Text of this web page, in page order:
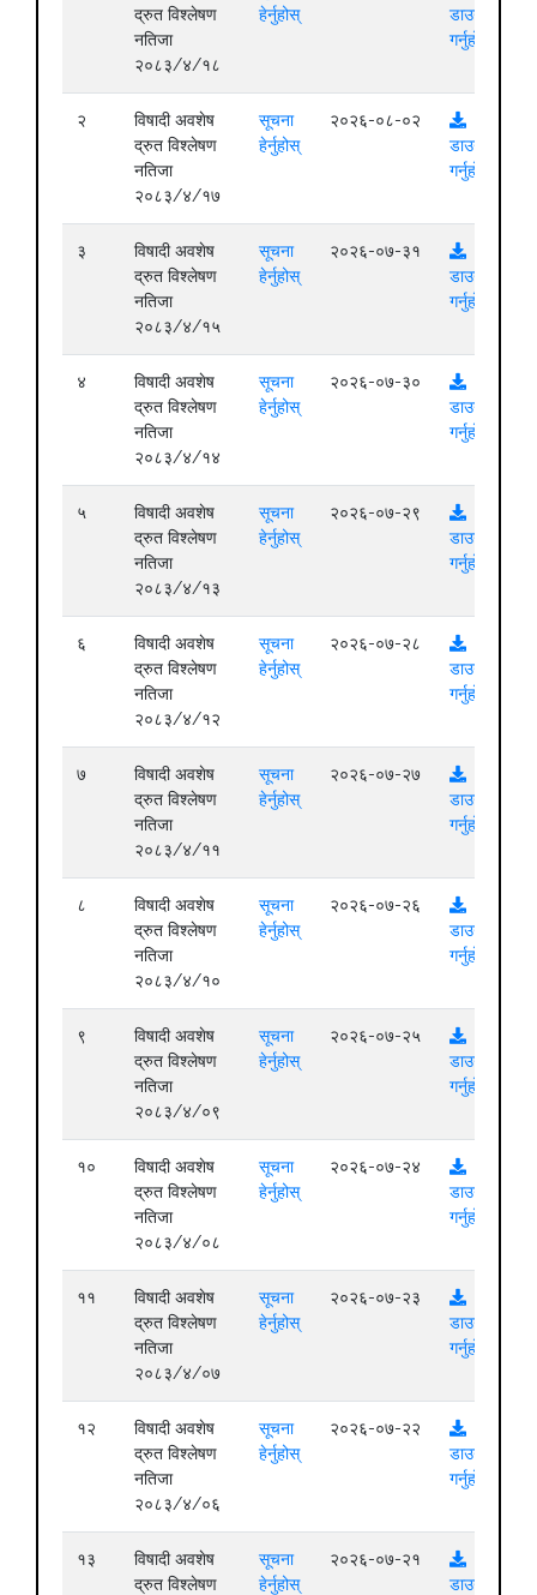
द्रुत विश्लेषण
नतिजा
२०८३/४/१८
हेर्नुहोस्
डाउनलोड
गर्नुहोस्
२
विषादी अवशेष
द्रुत विश्लेषण
नतिजा
२०८३/४/१७
सूचना
हेर्नुहोस्
२०२६-०८-०२
डाउनलोड
गर्नुहोस्
३
विषादी अवशेष
द्रुत विश्लेषण
नतिजा
२०८३/४/१५
सूचना
हेर्नुहोस्
२०२६-०७-३१
डाउनलोड
गर्नुहोस्
४
विषादी अवशेष
द्रुत विश्लेषण
नतिजा
२०८३/४/१४
सूचना
हेर्नुहोस्
२०२६-०७-३०
डाउनलोड
गर्नुहोस्
५
विषादी अवशेष
द्रुत विश्लेषण
नतिजा
२०८३/४/१३
सूचना
हेर्नुहोस्
२०२६-०७-२९
डाउनलोड
गर्नुहोस्
६
विषादी अवशेष
द्रुत विश्लेषण
नतिजा
२०८३/४/१२
सूचना
हेर्नुहोस्
२०२६-०७-२८
डाउनलोड
गर्नुहोस्
७
विषादी अवशेष
द्रुत विश्लेषण
नतिजा
२०८३/४/११
सूचना
हेर्नुहोस्
२०२६-०७-२७
डाउनलोड
गर्नुहोस्
८
विषादी अवशेष
द्रुत विश्लेषण
नतिजा
२०८३/४/१०
सूचना
हेर्नुहोस्
२०२६-०७-२६
डाउनलोड
गर्नुहोस्
९
विषादी अवशेष
द्रुत विश्लेषण
नतिजा
२०८३/४/०९
सूचना
हेर्नुहोस्
२०२६-०७-२५
डाउनलोड
गर्नुहोस्
१०
विषादी अवशेष
द्रुत विश्लेषण
नतिजा
२०८३/४/०८
सूचना
हेर्नुहोस्
२०२६-०७-२४
डाउनलोड
गर्नुहोस्
११
विषादी अवशेष
द्रुत विश्लेषण
नतिजा
२०८३/४/०७
सूचना
हेर्नुहोस्
२०२६-०७-२३
डाउनलोड
गर्नुहोस्
१२
विषादी अवशेष
द्रुत विश्लेषण
नतिजा
२०८३/४/०६
सूचना
हेर्नुहोस्
२०२६-०७-२२
डाउनलोड
गर्नुहोस्
१३
विषादी अवशेष
द्रुत विश्लेषण
सूचना
हेर्नुहोस्
२०२६-०७-२१
डाउनलोड